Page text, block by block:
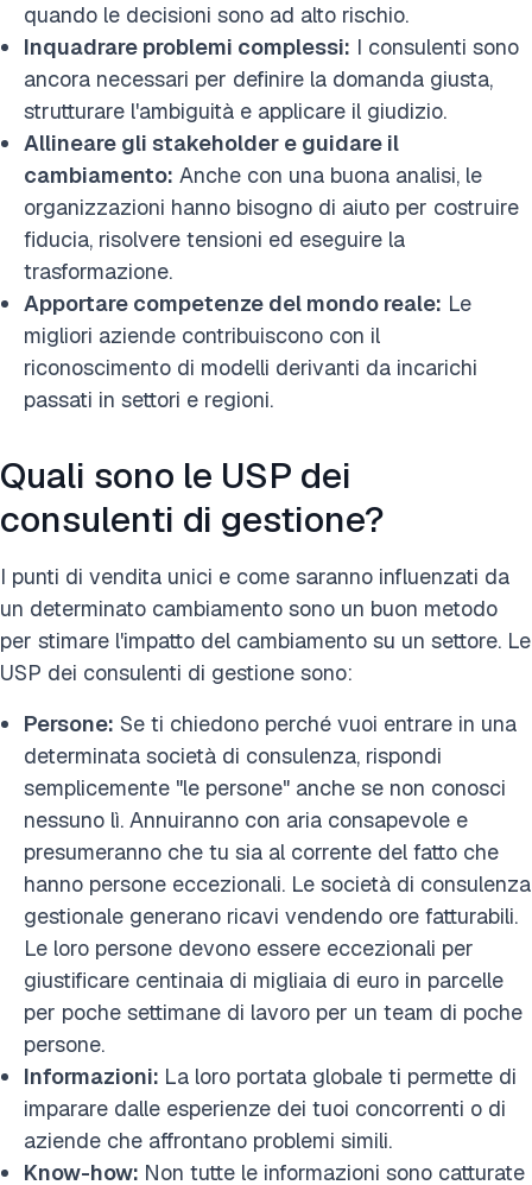
quando le decisioni sono ad alto rischio.
Inquadrare problemi complessi: I consulenti sono
ancora necessari per definire la domanda giusta,
strutturare l'ambiguità e applicare il giudizio.
Allineare gli stakeholder e guidare il
cambiamento: Anche con una buona analisi, le
organizzazioni hanno bisogno di aiuto per costruire
fiducia, risolvere tensioni ed eseguire la
trasformazione.
Apportare competenze del mondo reale: Le
migliori aziende contribuiscono con il
riconoscimento di modelli derivanti da incarichi
passati in settori e regioni.
Quali sono le USP dei
consulenti di gestione?
I punti di vendita unici e come saranno influenzati da
un determinato cambiamento sono un buon metodo
per stimare l'impatto del cambiamento su un settore. Le
USP dei consulenti di gestione sono:
Persone: Se ti chiedono perché vuoi entrare in una
determinata società di consulenza, rispondi
semplicemente "le persone" anche se non conosci
nessuno lì. Annuiranno con aria consapevole e
presumeranno che tu sia al corrente del fatto che
hanno persone eccezionali. Le società di consulenza
gestionale generano ricavi vendendo ore fatturabili.
Le loro persone devono essere eccezionali per
giustificare centinaia di migliaia di euro in parcelle
per poche settimane di lavoro per un team di poche
persone.
Informazioni: La loro portata globale ti permette di
imparare dalle esperienze dei tuoi concorrenti o di
aziende che affrontano problemi simili.
Know-how: Non tutte le informazioni sono catturate